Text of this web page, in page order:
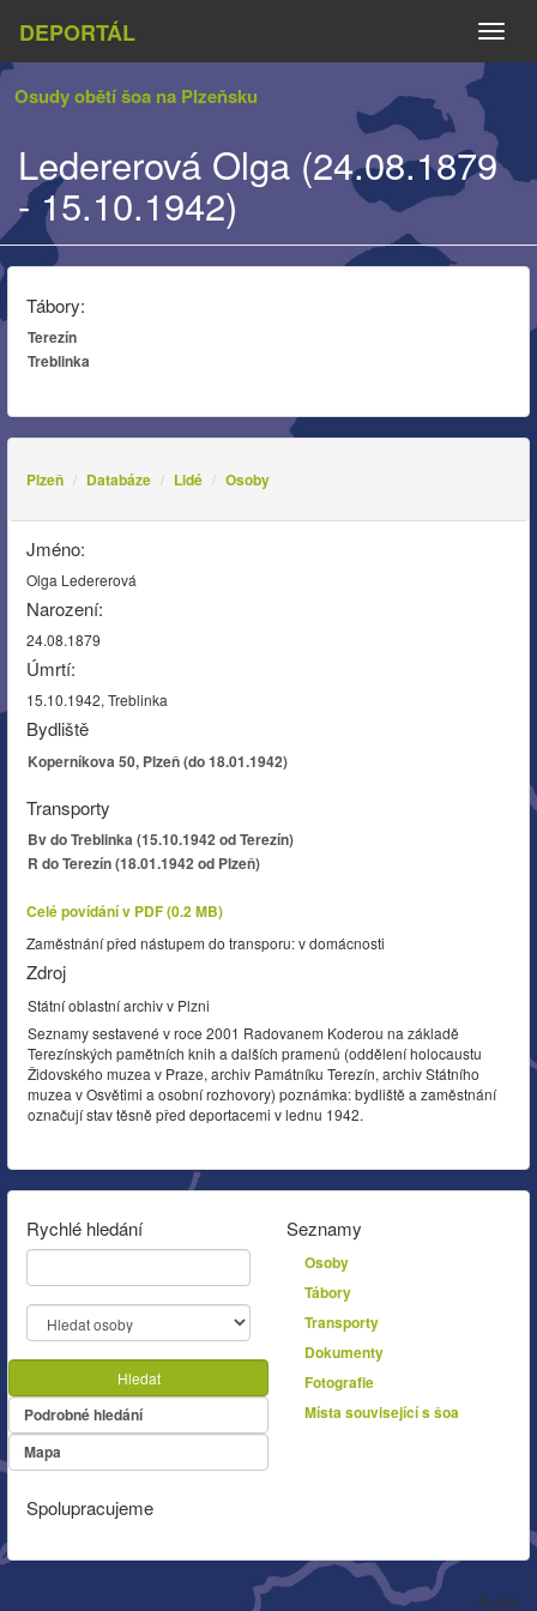
DEPORTÁL
Osudy obětí šoa na Plzeňsku
Ledererová Olga (24.08.1879
- 15.10.1942)
Tábory:
Terezín
Treblinka
Plzeň Databáze Lidé Osoby
Jméno:
Olga Ledererová
Narození:
24.08.1879
Úmrtí:
15.10.1942, Treblinka
Bydliště
Koperníkova 50, Plzeň (do 18.01.1942)
Transporty
Bv do Treblinka (15.10.1942 od Terezín)
R do Terezín (18.01.1942 od Plzeň)
Celé povídání v PDF (0.2 MB)
Zaměstnání před nástupem do transporu: v domácnosti
Zdroj
Státní oblastní archiv v Plzni
Seznamy sestavené v roce 2001 Radovanem Koderou na základě
Terezínských pamětních knih a dalších pramenů (oddělení holocaustu
Židovského muzea v Praze, archiv Památníku Terezín, archiv Státního
muzea v Osvětimi a osobní rozhovory) poznámka: bydliště a zaměstnání
označují stav těsně před deportacemi v lednu 1942.
Rychlé hledání
Hledat
Podrobné hledání
Mapa
Seznamy
Osoby
Tábory
Transporty
Dokumenty
Fotografie
Místa související s šoa
Spolupracujeme
Autor